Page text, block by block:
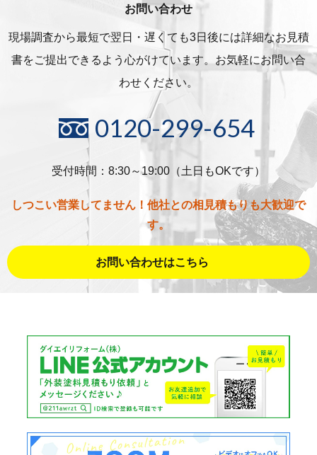
お問い合わせ
現場調査から最短で翌日・遅くても3日後には詳細なお見積
書をご提出できるよう心がけています。お気軽にお問い合
わせください。
0120-299-654
受付時間：8:30～19:00（土日もOKです）
しつこい営業してません！他社との相見積もりも大歓迎で
す。
お問い合わせはこちら